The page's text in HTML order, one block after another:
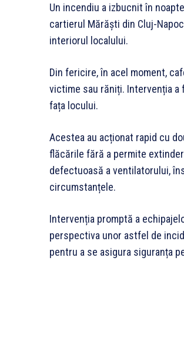
Un incendiu a izbucnit în
cartierul Mărăști din Cluj-
interiorul localului.
Din fericire, în acel moment,
victime sau răniți. Intervenția a
fața locului.
Acestea au acționat rapid cu
flăcările fără a permite
defectuoasă a ventilatorului,
circumstanțele.
Intervenția promptă a
perspectiva unor astfel de
pentru a se asigura siguranța